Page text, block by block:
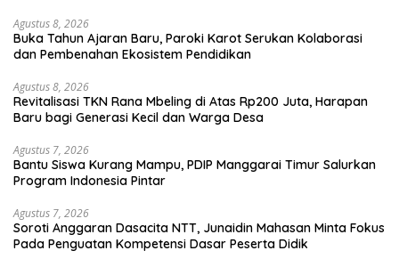
Agustus 8, 2026
Buka Tahun Ajaran Baru, Paroki Karot Serukan Kolaborasi
dan Pembenahan Ekosistem Pendidikan
Agustus 8, 2026
Revitalisasi TKN Rana Mbeling di Atas Rp200 Juta, Harapan
Baru bagi Generasi Kecil dan Warga Desa
Agustus 7, 2026
Bantu Siswa Kurang Mampu, PDIP Manggarai Timur Salurkan
Program Indonesia Pintar
Agustus 7, 2026
Soroti Anggaran Dasacita NTT, Junaidin Mahasan Minta Fokus
Pada Penguatan Kompetensi Dasar Peserta Didik